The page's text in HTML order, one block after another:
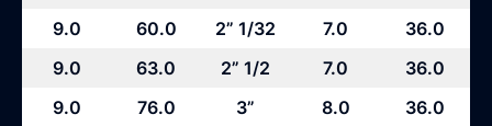
9.0
60.0 2” 1/32 7.0
36.0
9.0
63.0 2” 1/2 7.0
36.0
9.0
76.0 3” 8.0 36.0